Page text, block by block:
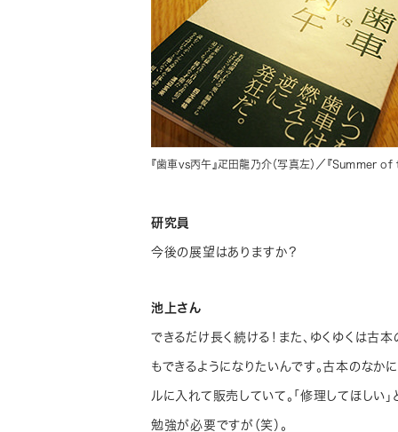
『歯車vs丙午』疋田龍乃介（写真左）／『Summer
研究員
今後の展望はありますか？
池上さん
できるだけ長く続ける！また、ゆくゆくは古
もできるようになりたいんです。古本のな
ルに入れて販売していて。「修理してほしい
勉強が必要ですが（笑）。